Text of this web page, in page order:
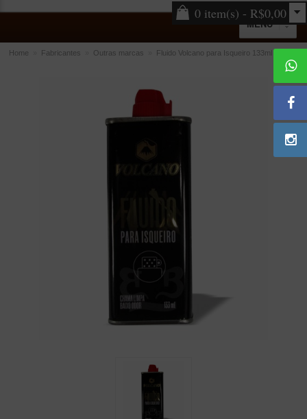
0 item(s) - R$0,00
MENU
Filtros para Cachimbo
Limpadores para Cachimbo
Home Fabricantes Outras marcas Fluido Volcano para Isqueiro 133ml